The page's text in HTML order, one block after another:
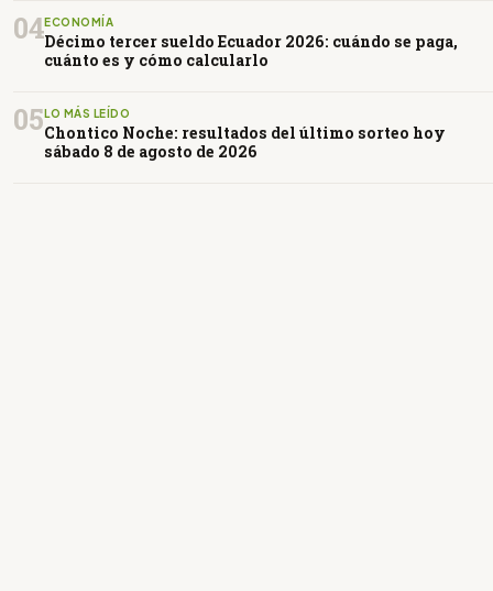
04ECONOMÍA
Décimo tercer sueldo Ecuador 2026: cuándo se paga,
cuánto es y cómo calcularlo
05LO MÁS LEÍDO
Chontico Noche: resultados del último sorteo hoy
sábado 8 de agosto de 2026